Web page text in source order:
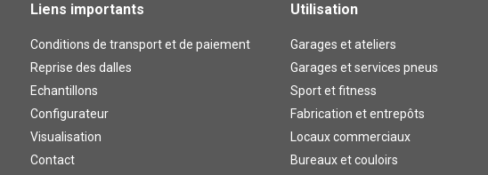
Liens importants
Conditions de transport et de paiement
Reprise des dalles
Echantillons
Configurateur
Visualisation
Contact
Utilisation
Garages et ateliers
Garages et services pneus
Sport et fitness
Fabrication et entrepôts
Locaux commerciaux
Bureaux et couloirs